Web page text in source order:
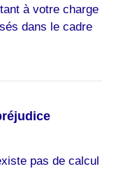
à votre charge
dans le cadre
pas de calcul